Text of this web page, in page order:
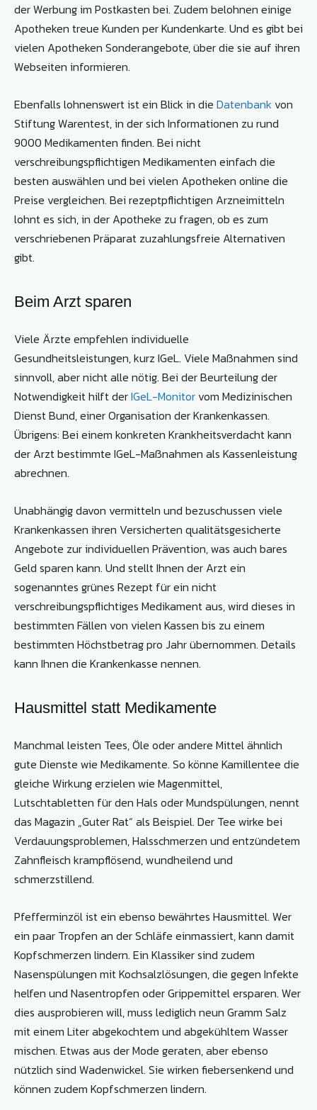
der Werbung im Postkasten bei. Zudem belohnen einige
Apotheken treue Kunden per Kundenkarte. Und es gibt bei
vielen Apotheken Sonderangebote, über die sie auf ihren
Webseiten informieren.
Ebenfalls lohnenswert ist ein Blick in die Datenbank von
Stiftung Warentest, in der sich Informationen zu rund
9000 Medikamenten finden. Bei nicht
verschreibungspflichtigen Medikamenten einfach die
besten auswählen und bei vielen Apotheken online die
Preise vergleichen. Bei rezeptpflichtigen Arzneimitteln
lohnt es sich, in der Apotheke zu fragen, ob es zum
verschriebenen Präparat zuzahlungsfreie Alternativen
gibt.
Beim Arzt sparen
Viele Ärzte empfehlen individuelle
Gesundheitsleistungen, kurz IGeL. Viele Maßnahmen sind
sinnvoll, aber nicht alle nötig. Bei der Beurteilung der
Notwendigkeit hilft derIGeL-Monitor vom Medizinischen
Dienst Bund, einer Organisation der Krankenkassen.
Übrigens: Bei einem konkreten Krankheitsverdacht kann
der Arzt bestimmte IGeL-Maßnahmen als Kassenleistung
abrechnen.
Unabhängig davon vermitteln und bezuschussen viele
Krankenkassen ihren Versicherten qualitätsgesicherte
Angebote zur individuellen Prävention, was auch bares
Geld sparen kann. Und stellt Ihnen der Arzt ein
sogenanntes grünes Rezept für ein nicht
verschreibungspflichtiges Medikament aus, wird dieses in
bestimmten Fällen von vielen Kassen bis zu einem
bestimmten Höchstbetrag pro Jahr übernommen. Details
kann Ihnen die Krankenkasse nennen.
Hausmittel statt Medikamente
Manchmal leisten Tees, Öle oder andere Mittel ähnlich
gute Dienste wie Medikamente. So könne Kamillentee die
gleiche Wirkung erzielen wie Magenmittel,
Lutschtabletten für den Hals oder Mundspülungen, nennt
das Magazin „Guter Rat“ als Beispiel. Der Tee wirke bei
Verdauungsproblemen, Halsschmerzen und entzündetem
Zahnfleisch krampflösend, wundheilend und
schmerzstillend.
Pfefferminzöl ist ein ebenso bewährtes Hausmittel. Wer
ein paar Tropfen an der Schläfe einmassiert, kann damit
Kopfschmerzen lindern. Ein Klassiker sind zudem
Nasenspülungen mit Kochsalzlösungen, die gegen Infekte
helfen und Nasentropfen oder Grippemittel ersparen. Wer
dies ausprobieren will, muss lediglich neun Gramm Salz
mit einem Liter abgekochtem und abgekühltem Wasser
mischen. Etwas aus der Mode geraten, aber ebenso
nützlich sind Wadenwickel. Sie wirken fiebersenkend und
können zudem Kopfschmerzen lindern.